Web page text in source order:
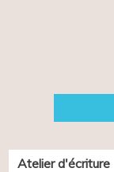
Atelier d'écriture